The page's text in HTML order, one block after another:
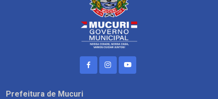
Prefeitura de Mucuri